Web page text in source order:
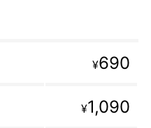
¥690
¥1,090